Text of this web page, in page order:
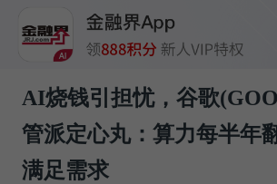
AI烧钱引担忧，谷歌
管派定心丸：算力每半年
满足需求